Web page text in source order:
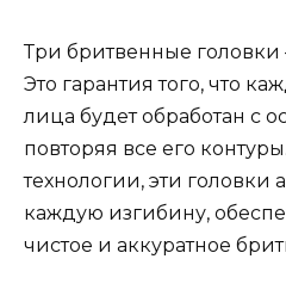
Три бритвенные головки
Это гарантия того, что
лица будет обработан с
повторяя все его
технологии, эти головки
каждую изгибину,
чистое и аккуратное